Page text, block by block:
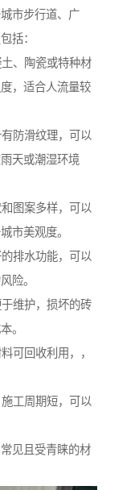
市步行道、广
括：
、陶瓷或特种材
，适合人流量较
防滑纹理，可以
天或潮湿环境
图案多样，可以
市美观度。
排水功能，可以
险。
维护，损坏的砖
。
可回收利用，，
工周期短，可以
见且受青睐的材